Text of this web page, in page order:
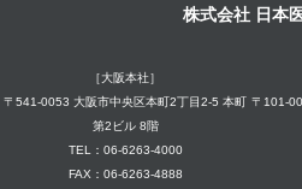
株式会社 日本
［大阪本社］
〒541-0053 大阪市中央区本町2丁目2-5 本町
第2ビル 8階
TEL：06-6263-4000
FAX：06-6263-4888
〒101-